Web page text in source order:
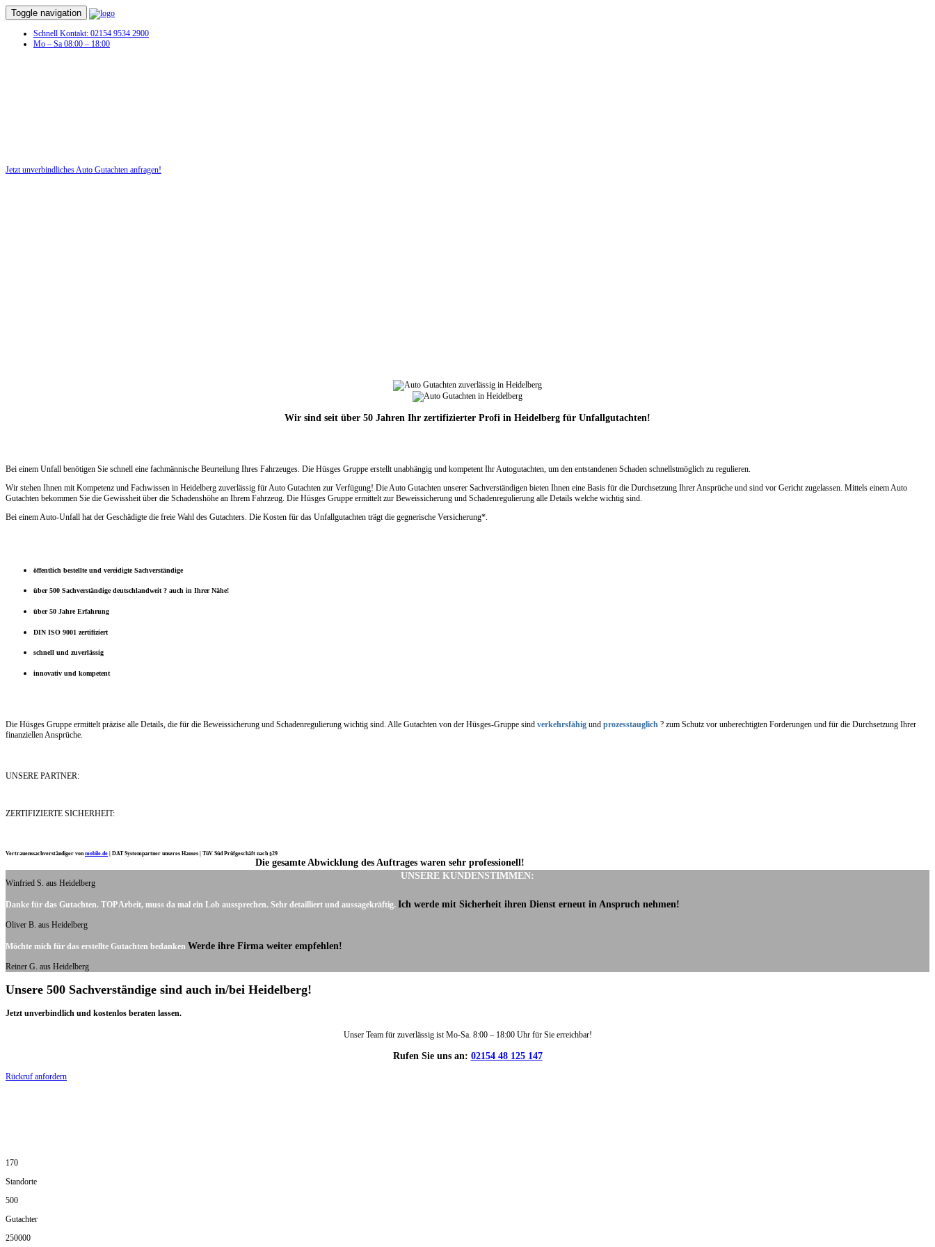
Toggle navigation
Schnell Kontakt: 02154 9534 2900
Mo – Sa 08:00 – 18:00
Jetzt unverbindliches Auto Gutachten anfragen!
Wir sind seit über 50 Jahren Ihr zertifizierter Profi in Heidelberg für Unfallgutachten!
Bei einem Unfall benötigen Sie schnell eine fachmännische Beurteilung Ihres Fahrzeuges. Die Hüsges Gruppe erstellt unabhängig und kompetent Ihr Autogutachten, um den entstandenen Schaden schnellstmöglich zu regulieren.
Wir stehen Ihnen mit Kompetenz und Fachwissen in Heidelberg zuverlässig für Auto Gutachten zur Verfügung! Die Auto Gutachten unserer Sachverständigen bieten Ihnen eine Basis für die Durchsetzung Ihrer Ansprüche und sind vor Gericht zugelassen. Mittels einem Auto
Gutachten bekommen Sie die Gewissheit über die Schadenshöhe an Ihrem Fahrzeug. Die Hüsges Gruppe ermittelt zur Beweissicherung und Schadenregulierung alle Details welche wichtig sind.
Bei einem Auto-Unfall hat der Geschädigte die freie Wahl des Gutachters. Die Kosten für das Unfallgutachten trägt die gegnerische Versicherung*.
öffentlich bestellte und vereidigte Sachverständige
über 500 Sachverständige deutschlandweit ? auch in Ihrer Nähe!
über 50 Jahre Erfahrung
DIN ISO 9001 zertifiziert
schnell und zuverlässig
innovativ und kompetent
Die Hüsges Gruppe ermittelt präzise alle Details, die für die Beweissicherung und Schadenregulierung wichtig sind. Alle Gutachten von der Hüsges-Gruppe sind verkehrsfähig und prozesstauglich ? zum Schutz vor unberechtigten Forderungen und für die Durchsetzung Ihrer
finanziellen Ansprüche.
UNSERE PARTNER:
ZERTIFIZIERTE SICHERHEIT:
Vertrauenssachverständiger vonmobile.de DAT Systempartner unseres Hauses | TüV Süd Prüfgeschäft nach §29
UNSERE KUNDENSTIMMEN:
Die gesamte Abwicklung des Auftrages waren sehr professionell!
Winfried S. aus Heidelberg
Danke für das Gutachten. TOP Arbeit, muss da mal ein Lob aussprechen. Sehr detailliert und aussagekräftig. Ich werde mit Sicherheit ihren Dienst erneut in Anspruch nehmen!
Oliver B. aus Heidelberg
Möchte mich für das erstellte Gutachten bedanken Werde ihre Firma weiter empfehlen!
Reiner G. aus Heidelberg
Unsere 500 Sachverständige sind auch in/bei Heidelberg!
Jetzt unverbindlich und kostenlos beraten lassen.
Unser Team für zuverlässig ist Mo-Sa. 8:00 – 18:00 Uhr für Sie erreichbar!
Rufen Sie uns an: 02154 48 125 147
Rückruf anfordern
170
Standorte
500
Gutachter
250000